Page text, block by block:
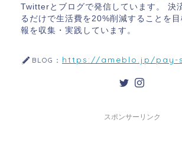
Twitterとブログで発信しています。 決
るだけで生活費を20%削減することを
報を収集・実践しています。
BLOG： https://ameblo.jp/pay-
スポンサーリンク